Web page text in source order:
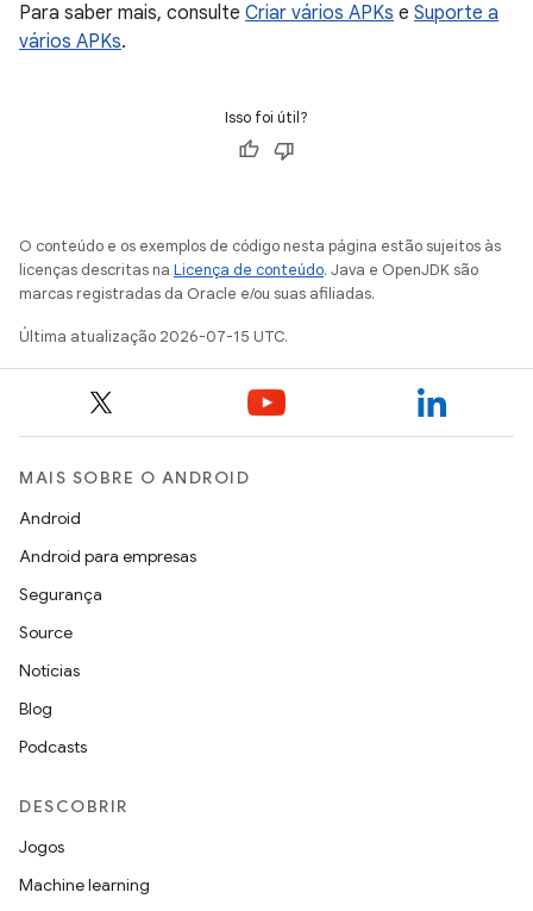
Para saber mais, consulte Criar vários APKs e Suporte a
vários APKs.
Isso foi útil?
O conteúdo e os exemplos de código nesta página estão sujeitos às
licenças descritas na Licença de conteúdo. Java e OpenJDK são
marcas registradas da Oracle e/ou suas afiliadas.
Última atualização 2026-07-15 UTC.
MAIS SOBRE O ANDROID
Android
Android para empresas
Segurança
Source
Notícias
Blog
Podcasts
DESCOBRIR
Jogos
Machine learning